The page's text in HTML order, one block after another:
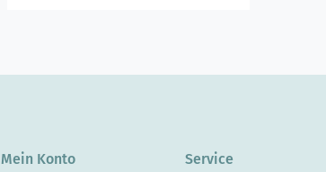
Mein Konto Service